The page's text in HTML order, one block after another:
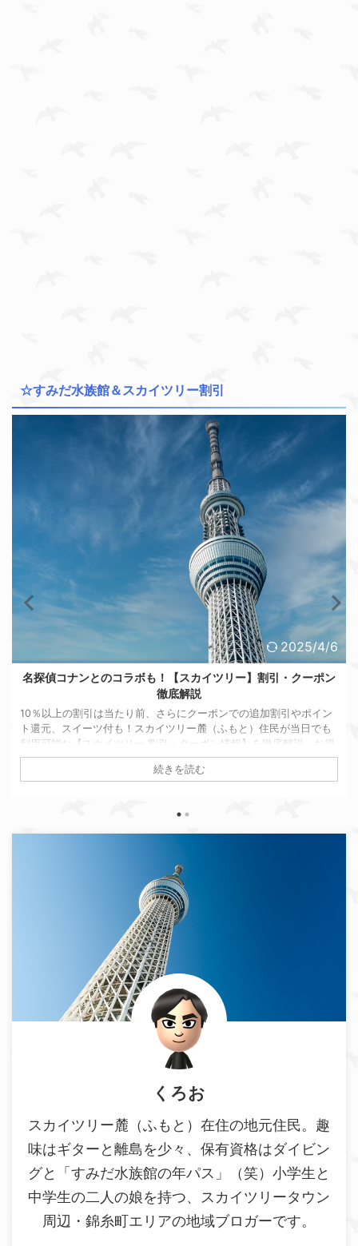
☆すみだ水族館＆スカイツリー割引
2025/4/6
名探偵コナンとのコラボも！【スカイツリー】割引・クーポン
徹底解説
10％以上の割引は当たり前、さらにクーポンでの追加割引やポイン
ト還元、スイーツ付も！スカイツリー麓（ふもと）住民が当日でも
利用可能な【スカイツリー 割引・クーポン情報】を徹底解説。お得
なチケットの選び方やスカイツリーチケットでさらに得する方法も
続きを読む
くろお
スカイツリー麓（ふもと）在住の地元住民。趣
味はギターと離島を少々、保有資格はダイビン
グと「すみだ水族館の年パス」（笑）小学生と
中学生の二人の娘を持つ、スカイツリータウン
周辺・錦糸町エリアの地域ブロガーです。